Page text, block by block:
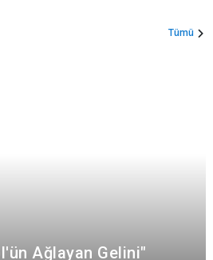
Tümü
Ağlayan Gelini"